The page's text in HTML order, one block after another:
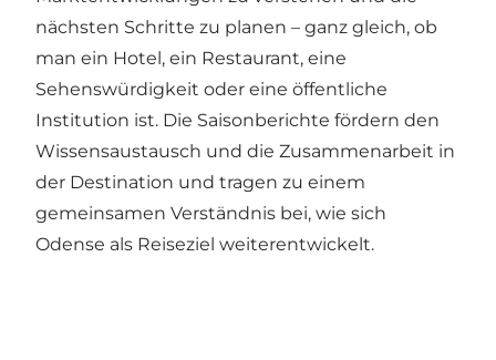
nächsten Schritte zu planen – ganz gleich, ob
man ein Hotel, ein Restaurant, eine
Sehenswürdigkeit oder eine öffentliche
Institution ist. Die Saisonberichte fördern den
Wissensaustausch und die Zusammenarbeit in
der Destination und tragen zu einem
gemeinsamen Verständnis bei, wie sich
Odense als Reiseziel weiterentwickelt.